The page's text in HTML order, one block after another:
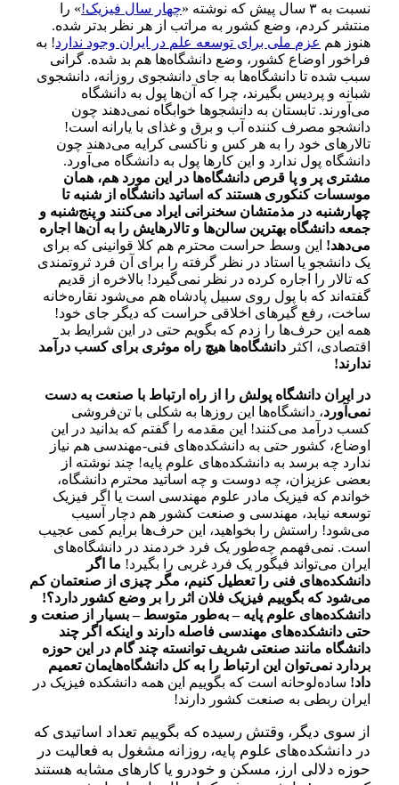
نسبت به ۳ سال پیش که نوشته « چهار سال فیزیک!» را
منتشر کردم، وضع کشور به مراتب از هر نظر بدتر شده.
هنوز هم عزم ملی برای توسعه علم در ایران وجود ندارد! به
فراخور اوضاع کشور، وضع دانشگاه‌ها هم بد شده. گرانی
سبب شده تا دانشگاه‌ها به جای دانشجوی روزانه، دانشجوی
شبانه و پردیس بگیرند، چرا که آن‌ها پول به دانشگاه
می‌آورند. تابستان به دانشجوها خوابگاه نمی‌دهند چون
دانشجو مصرف کننده آب و برق و غذای با یارانه است!
تالارهای خود را به هر کس و ناکسی کرایه می‌دهند چون
دانشگاه پول ندارد و این کارها پول به دانشگاه‌ می‌آورد.
مشتری پر و پا قرص دانشگاه‌ها در این مورد هم، همان
موسسات کنکوری هستند که اساتید دانشگاه از شنبه تا
چهارشنبه در مذمتشان سخنرانی ایراد می‌کنند و پنج‌شنبه و
جمعه دانشگاه‌ بهترین سالن‌ها و تالارهایش را به آن‌ها اجاره
می‌دهد! این وسط حراست محترم هم کلا قوانینی که برای
یک دانشجو یا استاد در نظر گرفته را برای آن فرد ثروتمندی
که تالار را اجاره کرده در نظر نمی‌گیرد! بالاخره از قدیم
گفته‌اند که با پول روی سبیل پادشاه هم می‌شود نقاره‌خانه
ساخت، رفع گیرهای اخلاقی حراست که دیگر جای خود!
همه این حرف‌ها را زدم که بگویم حتی در این شرایط بد
اقتصادی، اکثر دانشگاه‌‌ها هیچ راه موثری برای کسب درآمد
ندارند!
در ایران دانشگاه پولش را از راه ارتباط با صنعت به دست
نمی‌آورد، دانشگاه‌ها این روزها به شکلی با تن‌فروشی
کسب درآمد می‌کنند! این مقدمه را گفتم که بدانید در این
اوضاع، کشور حتی به دانشکده‌های فنی-مهندسی هم نیاز
ندارد چه برسد به دانشکده‌های علوم پایه! چند نوشته از
بعضی عزیزان، چه دوست و چه اساتید محترم دانشگاه،
خواندم که فیزیک مادر علوم مهندسی است یا اگر فیزیک
توسعه نیابد، مهندسی و صنعت کشور هم دچار آسیب
می‌شود! راستش را بخواهید، این حرف‌ها برایم کمی عجیب
است. نمی‌فهمم چه‌طور یک فرد خردمند در دانشگاه‌های
ایران می‌تواند فیگور یک فرد غربی را بگیرد! ما اگر
دانشکده‌های فنی‌ را تعطیل کنیم، مگر چیزی از صنعتمان کم
می‌شود که بگوییم فیزیک فلان اثر را بر وضع کشور دارد؟!
دانشکده‌های علوم پایه – به‌طور متوسط – بسیار از صنعت و
حتی دانشکده‌های مهندسی فاصله دارند و اینکه اگر چند
دانشگاه مانند صنعتی شریف توانسته چند گام در این حوزه
بردارد نمی‌توان این ارتباط را به کل دانشگاه‌هایمان تعمیم
داد! ساده‌لوحانه‌ است که بگوییم این همه دانشکده فیزیک در
ایران ربطی به صنعت کشور دارند!
از سوی دیگر، وقتش رسیده که بگوییم تعداد اساتیدی که
در دانشکده‌های علوم پایه، روزانه مشغول به فعالیت در
حوزه دلالی ارز، مسکن و خودرو یا کارهای مشابه هستند